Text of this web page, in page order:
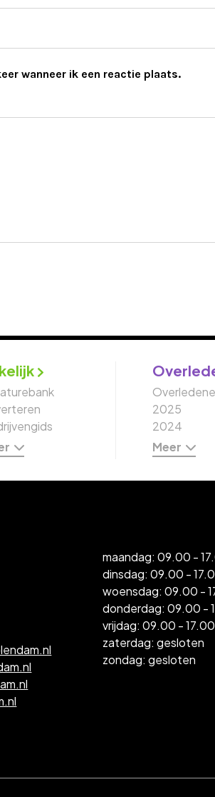
wanneer ik een reactie plaats.
2025
2024
Meer
maandag: 09.00 -
dinsdag: 09.00 -
woensdag: 09.00 -
donderdag: 09.00 -
vrijdag: 09.00 -
zaterdag: gesloten
zondag: gesloten